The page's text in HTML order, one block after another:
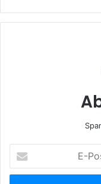
Posta
adresinizi